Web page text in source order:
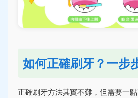
如何正確刷牙？一步
正確刷牙方法其實不難，但需要一